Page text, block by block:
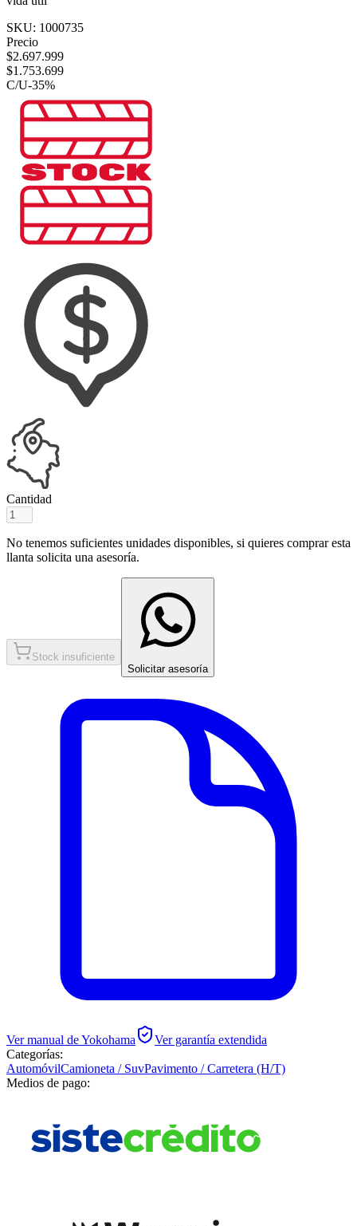
SKU: 1000735
Precio
$2.697.999
$1.753.699
C/U-35%
Cantidad
No tenemos suficientes unidades disponibles, si quieres comprar esta
llanta solicita una asesoría.
Stock insuficiente
Solicitar asesoría
Ver manual deYokohama
Ver garantía extendida
Categorías:
AutomóvilCamioneta / SuvPavimento / Carretera (H/T)
Medios de pago: